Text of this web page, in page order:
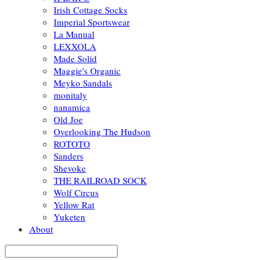
Irish Cottage Socks
Imperial Sportswear
La Manual
LEXXOLA
Made Solid
Maggie's Organic
Meyko Sandals
monitaly
nanamica
Old Joe
Overlooking The Hudson
ROTOTO
Sanders
Shevoke
THE RAILROAD SOCK
Wolf Circus
Yellow Rat
Yuketen
About